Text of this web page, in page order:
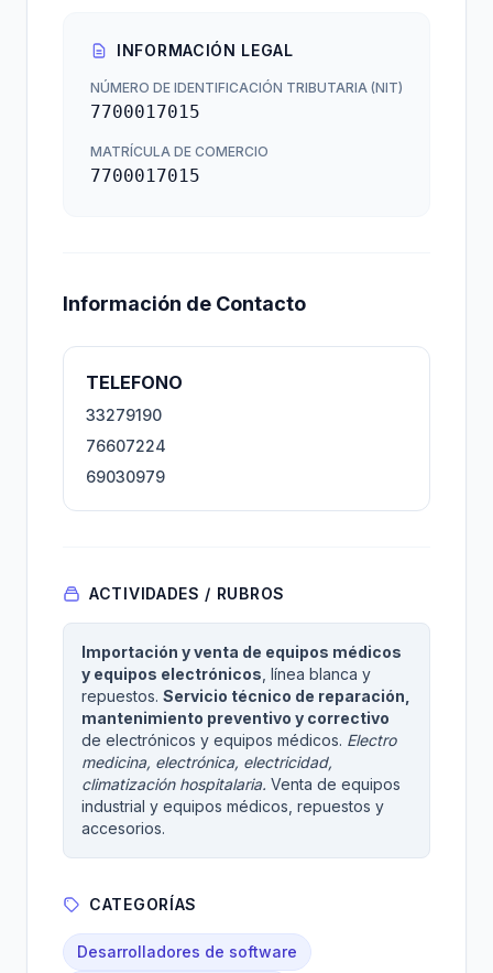
INFORMACIÓN LEGAL
NÚMERO DE IDENTIFICACIÓN TRIBUTARIA (NIT)
7700017015
MATRÍCULA DE COMERCIO
7700017015
Información de Contacto
TELEFONO
33279190
76607224
69030979
ACTIVIDADES / RUBROS
Importación y venta de equipos médicos
y equipos electrónicos , línea blanca y
repuestos. Servicio técnico de reparación,
mantenimiento preventivo y correctivo
de electrónicos y equipos médicos. Electro
medicina, electrónica, electricidad,
climatización hospitalaria. Venta de equipos
industrial y equipos médicos, repuestos y
accesorios.
CATEGORÍAS
Desarrolladores de software